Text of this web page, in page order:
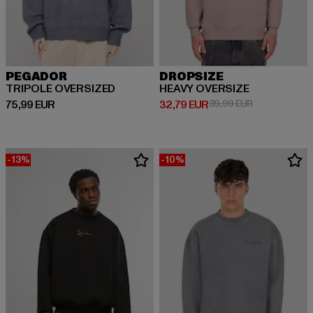
PEGADOR
TRIPOLE OVERSIZED
75,99 EUR
Derzeitiger Preis: 75,99 EUR
DROPSIZE
HEAVY OVERSIZE
32,79 EUR
Derzeitiger Preis: 32,79 EUR
39,99 EURAktionspreis:
-13% -10%